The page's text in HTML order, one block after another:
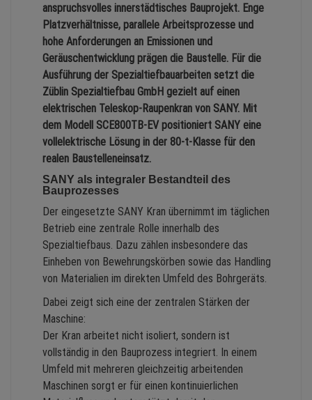
anspruchsvolles innerstädtisches Bauprojekt. Enge
Platzverhältnisse, parallele Arbeitsprozesse und
hohe Anforderungen an Emissionen und
Geräuschentwicklung prägen die Baustelle. Für die
Ausführung der Spezialtiefbauarbeiten setzt die
Züblin Spezialtiefbau GmbH gezielt auf einen
elektrischen Teleskop-Raupenkran von SANY. Mit
dem Modell SCE800TB-EV positioniert SANY eine
vollelektrische Lösung in der 80-t-Klasse für den
realen Baustelleneinsatz.
SANY als integraler Bestandteil des
Bauprozesses
Der eingesetzte SANY Kran übernimmt im täglichen
Betrieb eine zentrale Rolle innerhalb des
Spezialtiefbaus. Dazu zählen insbesondere das
Einheben von Bewehrungskörben sowie das Handling
von Materialien im direkten Umfeld des Bohrgeräts.
Dabei zeigt sich eine der zentralen Stärken der
Maschine:
Der Kran arbeitet nicht isoliert, sondern ist
vollständig in den Bauprozess integriert. In einem
Umfeld mit mehreren gleichzeitig arbeitenden
Maschinen sorgt er für einen kontinuierlichen